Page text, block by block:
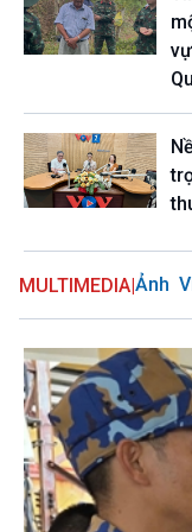
360 độ Sức khỏe
Chuyển đổi Xanh
Tài nguyên và Môi
Bước chân đến
VOV1 đặc biệt
Các chương trình
MULTIMEDIA|Ảnh